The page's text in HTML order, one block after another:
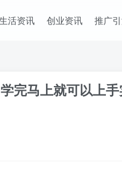
活资讯 创业资讯 推广
完马上就可以上